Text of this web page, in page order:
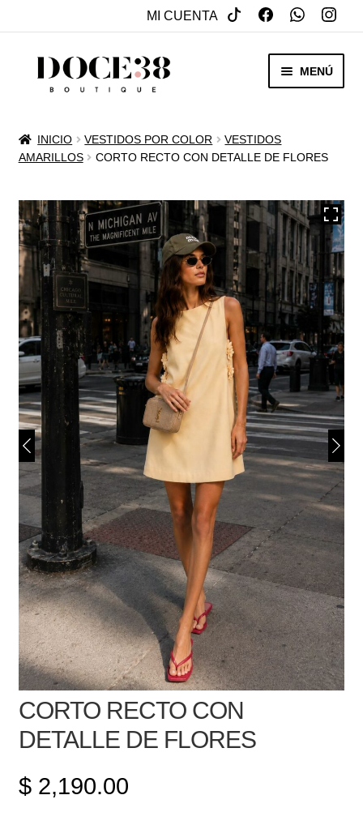
MI CUENTA
SALTAR
MENÚ
VENTA
REBAJAS
VESTIDOS DE NOVIA
OTROS
MENÚ
HIJO
ACCESORIOS
INICIO VESTIDOS POR COLOR
VESTIDOS
AMARILLOS
CORTO RECTO CON DETALLE DE FLORES
CORTO RECTO CON
DETALLE DE FLORES
$2,190.00